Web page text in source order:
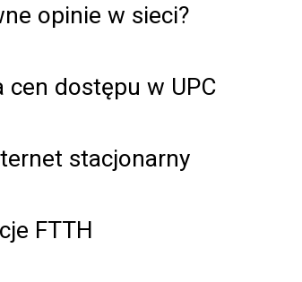
opinie w sieci?
cen dostępu w UPC
stacjonarny
FTTH